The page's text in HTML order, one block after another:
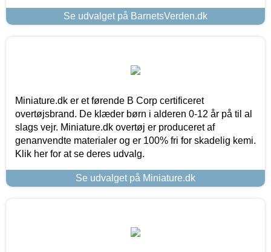
Se udvalget på BarnetsVerden.dk
Miniature.dk er et førende B Corp certificeret
overtøjsbrand. De klæder børn i alderen 0-12 år på til al
slags vejr. Miniature.dk overtøj er produceret af
genanvendte materialer og er 100% fri for skadelig kemi.
Klik her for at se deres udvalg.
Se udvalget på Miniature.dk